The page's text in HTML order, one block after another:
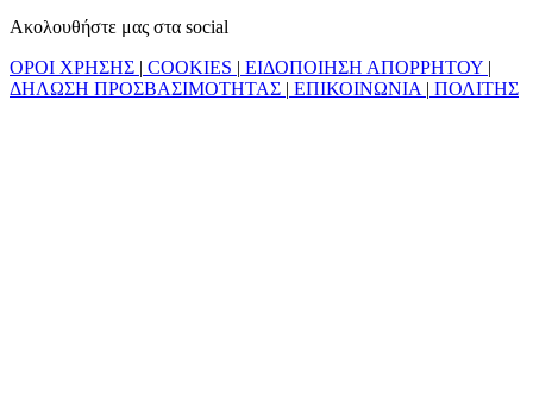
Ακολουθήστε μας στα social
ΟΡΟΙ ΧΡΗΣΗΣ | COOKIES | ΕΙΔΟΠΟΙΗΣΗ ΑΠΟΡΡΗΤΟΥ |
ΔΗΛΩΣΗ ΠΡΟΣΒΑΣΙΜΟΤΗΤΑΣ | ΕΠΙΚΟΙΝΩΝΙΑ | ΠΟΛΙΤΗΣ